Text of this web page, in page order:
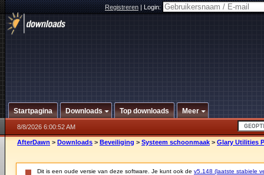
Registreren|Login:
Startpagina Downloads Top downloads Meer
8/8/2026 6:00:52 AM
AfterDawn > Downloads > Beveiliging > Systeem schoonmaak > Glary Utilities
Dit is een oude versie van deze software. Je kunt ook de v5.148 (laatste stabiele